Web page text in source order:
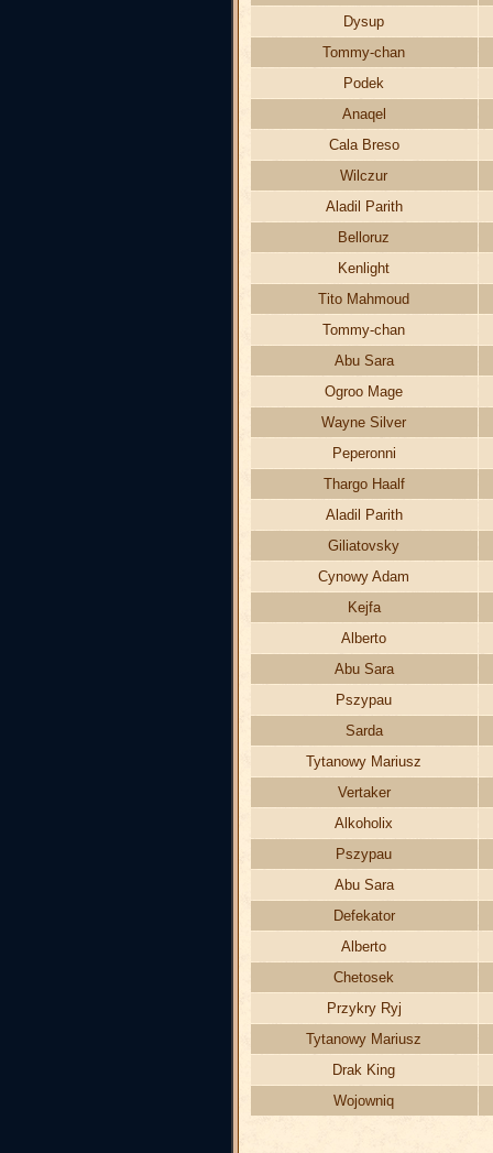
Dysup
Tommy-chan
Podek
Anaqel
Cala Breso
Wilczur
Aladil Parith
Belloruz
Kenlight
Tito Mahmoud
Tommy-chan
Abu Sara
Ogroo Mage
Wayne Silver
Peperonni
Thargo Haalf
Aladil Parith
Giliatovsky
Cynowy Adam
Kejfa
Alberto
Abu Sara
Pszypau
Sarda
Tytanowy Mariusz
Vertaker
Alkoholix
Pszypau
Abu Sara
Defekator
Alberto
Chetosek
Przykry Ryj
Tytanowy Mariusz
Drak King
Wojowniq